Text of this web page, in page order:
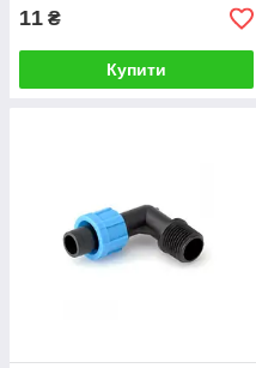
11 ₴
Купити